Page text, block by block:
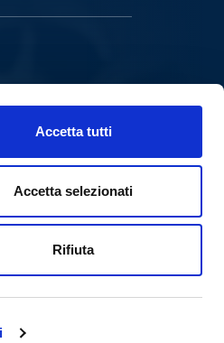
Accetta tutti
Accetta selezionati
Rifiuta
VIA B.RICASOLI, 59
A.VOLTA,78-80
IVA 00258580828
POWERED BY
DIGITALE